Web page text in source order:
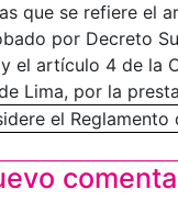
que se refiere el
por Decreto
el artículo 4 de la
Lima, por la
el